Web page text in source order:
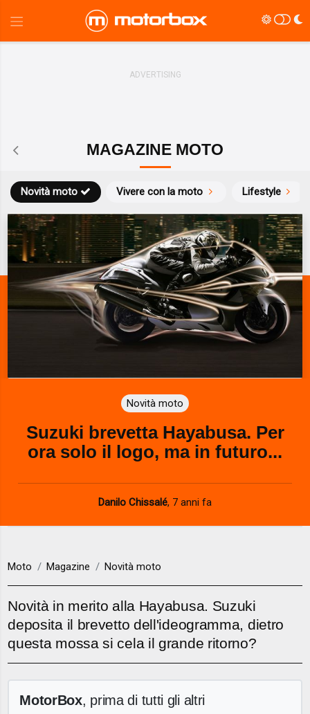
MAGAZINE MOTO
Novità moto Vivere con la moto Lifestyle
Novità moto
Suzuki brevetta Hayabusa. Per
ora solo il logo, ma in futuro...
Danilo Chissalé, 7 anni fa
Moto Magazine Novità moto
Novità in merito alla Hayabusa. Suzuki
deposita il brevetto dell'ideogramma, dietro
questa mossa si cela il grande ritorno?
MotorBox, prima di tutti gli altri